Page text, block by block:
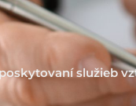
služieb